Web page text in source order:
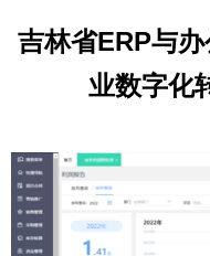
吉林省ERP与
业数字化